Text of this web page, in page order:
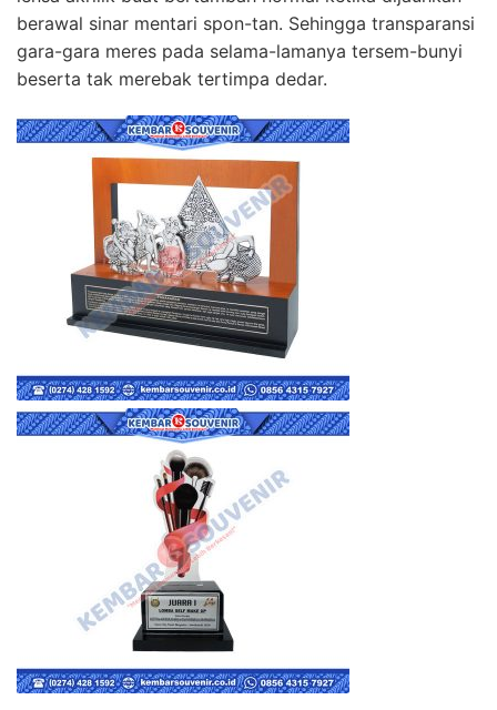
berawal sinar mentari spon-tan. Sehingga transparansi
gara-gara meres pada selama-lamanya tersem-bunyi
beserta tak merebak tertimpa dedar.